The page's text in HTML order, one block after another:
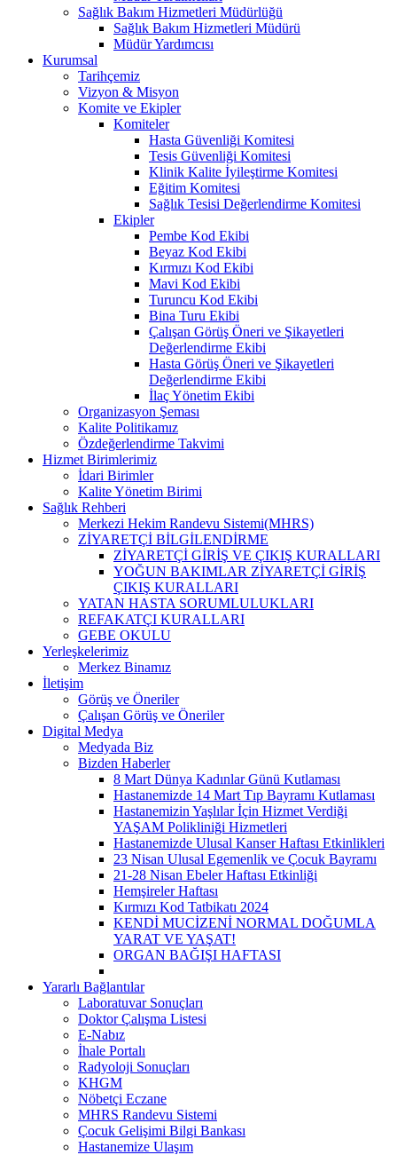
Sağlık Bakım Hizmetleri Müdürlüğü
Sağlık Bakım Hizmetleri Müdürü
Müdür Yardımcısı
Kurumsal
Tarihçemiz
Vizyon & Misyon
Komite ve Ekipler
Komiteler
Hasta Güvenliği Komitesi
Tesis Güvenliği Komitesi
Klinik Kalite İyileştirme Komitesi
Eğitim Komitesi
Sağlık Tesisi Değerlendirme Komitesi
Ekipler
Pembe Kod Ekibi
Beyaz Kod Ekibi
Kırmızı Kod Ekibi
Mavi Kod Ekibi
Turuncu Kod Ekibi
Bina Turu Ekibi
Çalışan Görüş Öneri ve Şikayetleri
Değerlendirme Ekibi
Hasta Görüş Öneri ve Şikayetleri
Değerlendirme Ekibi
İlaç Yönetim Ekibi
Organizasyon Şeması
Kalite Politikamız
Özdeğerlendirme Takvimi
Hizmet Birimlerimiz
İdari Birimler
Kalite Yönetim Birimi
Sağlık Rehberi
Merkezi Hekim Randevu Sistemi(MHRS)
ZİYARETÇİ BİLGİLENDİRME
ZİYARETÇİ GİRİŞ VE ÇIKIŞ KURALLARI
YOĞUN BAKIMLAR ZİYARETÇİ GİRİŞ
ÇIKIŞ KURALLARI
YATAN HASTA SORUMLULUKLARI
REFAKATÇI KURALLARI
GEBE OKULU
Yerleşkelerimiz
Merkez Binamız
İletişim
Görüş ve Öneriler
Çalışan Görüş ve Öneriler
Digital Medya
Medyada Biz
Bizden Haberler
8 Mart Dünya Kadınlar Günü Kutlaması
Hastanemizde 14 Mart Tıp Bayramı Kutlaması
Hastanemizin Yaşlılar İçin Hizmet Verdiği
YAŞAM Polikliniği Hizmetleri
Hastanemizde Ulusal Kanser Haftası Etkinlikleri
23 Nisan Ulusal Egemenlik ve Çocuk Bayramı
21-28 Nisan Ebeler Haftası Etkinliği
Hemşireler Haftası
Kırmızı Kod Tatbikatı 2024
KENDİ MUCİZENİ NORMAL DOĞUMLA
YARAT VE YAŞAT!
ORGAN BAĞIŞI HAFTASI
Yararlı Bağlantılar
Laboratuvar Sonuçları
Doktor Çalışma Listesi
E-Nabız
İhale Portalı
Radyoloji Sonuçları
KHGM
Nöbetçi Eczane
MHRS Randevu Sistemi
Çocuk Gelişimi Bilgi Bankası
Hastanemize Ulaşım